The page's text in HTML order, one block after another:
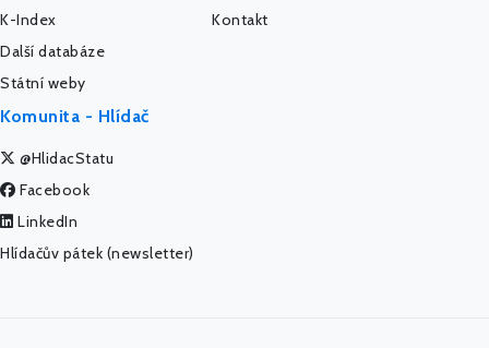
K-Index
Další databáze
Státní weby
Kontakt
Komunita - Hlídač
@HlidacStatu
Facebook
LinkedIn
Hlídačův pátek (newsletter)